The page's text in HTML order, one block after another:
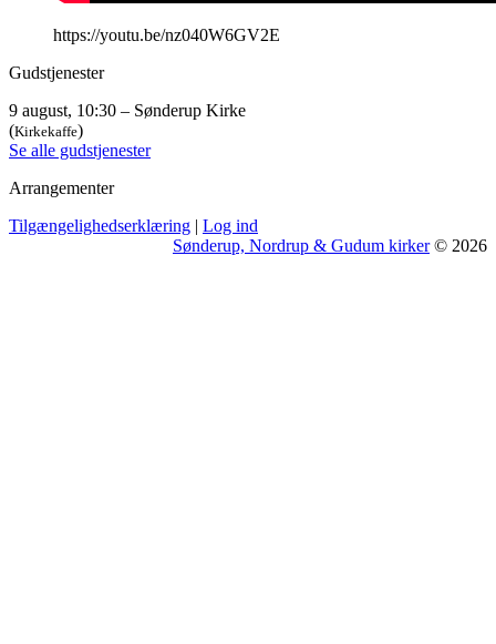
https://youtu.be/nz040W6GV2E
Gudstjenester
9 august, 10:30 – Sønderup Kirke
(Kirkekaffe)
Se alle gudstjenester
Arrangementer
Tilgængelighedserklæring | Log ind
Sønderup, Nordrup & Gudum kirker© 2026